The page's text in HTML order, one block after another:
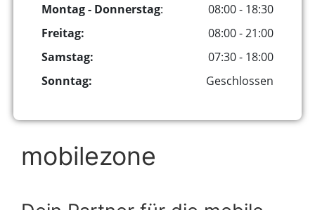
Montag - Donnerstag:
08:00 - 18:30
Freitag:
08:00 - 21:00
Samstag:
07:30 - 18:00
Sonntag:
Geschlossen
mobilezone